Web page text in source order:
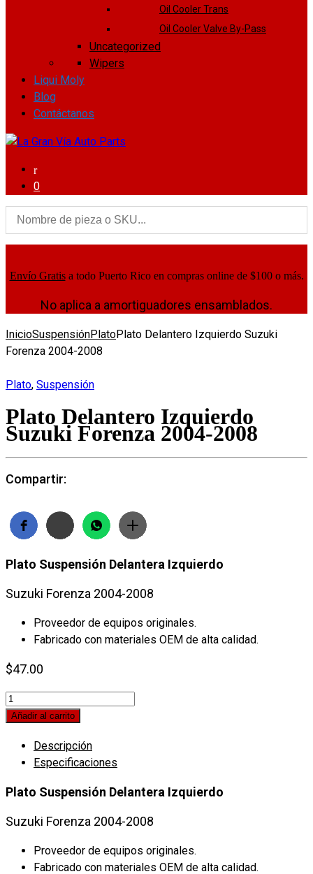
Oil Cooler Trans
Oil Cooler Valve By-Pass
Uncategorized
Wipers
Liqui Moly
Blog
Contáctanos
0
Envío Gratisa todo Puerto Rico en compras online de $100 o más.
No aplica a amortiguadores ensamblados.
InicioSuspensiónPlatoPlato Delantero Izquierdo Suzuki
Forenza 2004-2008
Plato, Suspensión
Plato Delantero Izquierdo
Suzuki Forenza 2004-2008
Compartir:
Plato Suspensión Delantera Izquierdo
Suzuki Forenza 2004-2008
Proveedor de equipos originales.
Fabricado con materiales OEM de alta calidad.
$47.00
Plato
Delantero
Suzuki
Forenza
2008
quantity
Añadir al carrito
Descripción
Especificaciones
Plato Suspensión Delantera Izquierdo
Suzuki Forenza 2004-2008
Proveedor de equipos originales.
Fabricado con materiales OEM de alta calidad.